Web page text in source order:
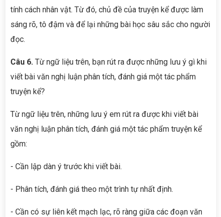
tính cách nhân vật. Từ đó, chủ đề của truyện kể được làm
sáng rõ, tô đậm và để lại những bài học sâu sắc cho người
đọc.
Câu 6. Từ ngữ liệu trên, bạn rút ra được những lưu ý gì khi
viết bài văn nghị luận phân tích, đánh giá một tác phẩm
truyện kể?
Từ ngữ liệu trên, những lưu ý em rút ra được khi viết bài
văn nghị luận phân tích, đánh giá một tác phẩm truyện kể
gồm:
- Cần lập dàn ý trước khi viết bài.
- Phân tích, đánh giá theo một trình tự nhất định.
- Cần có sự liên kết mạch lạc, rõ ràng giữa các đoạn văn